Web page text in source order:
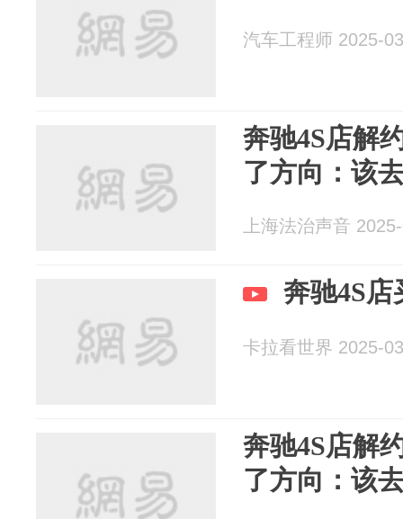
汽车工程师 2025-
奔驰4S店解
了方向：该
上海法治声音
奔驰4S
卡拉看世界 2025-
奔驰4S店解
了方向：该